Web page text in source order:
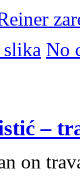
No
–
on